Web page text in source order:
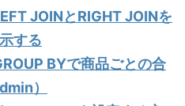
JOINとRIGHT JOINを
する
BYで商品ごとの合
）